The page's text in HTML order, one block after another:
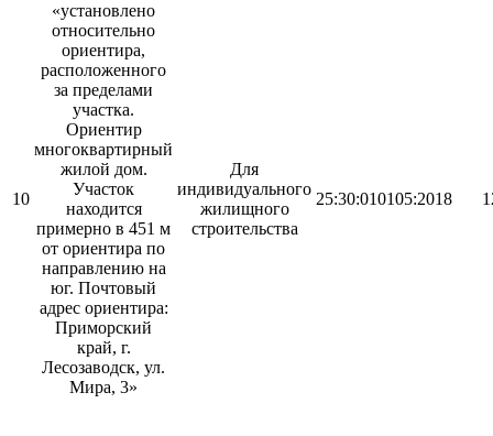
10
«установлено
относительно
ориентира,
расположенного
за пределами
участка.
Ориентир
многоквартирный
жилой дом.
Участок
находится
примерно в 451 м
от ориентира по
направлению на
юг. Почтовый
адрес ориентира:
Приморский
край, г.
Лесозаводск, ул.
Мира, 3»
Для
индивидуального
жилищного
строительства
25:30:010105:2018